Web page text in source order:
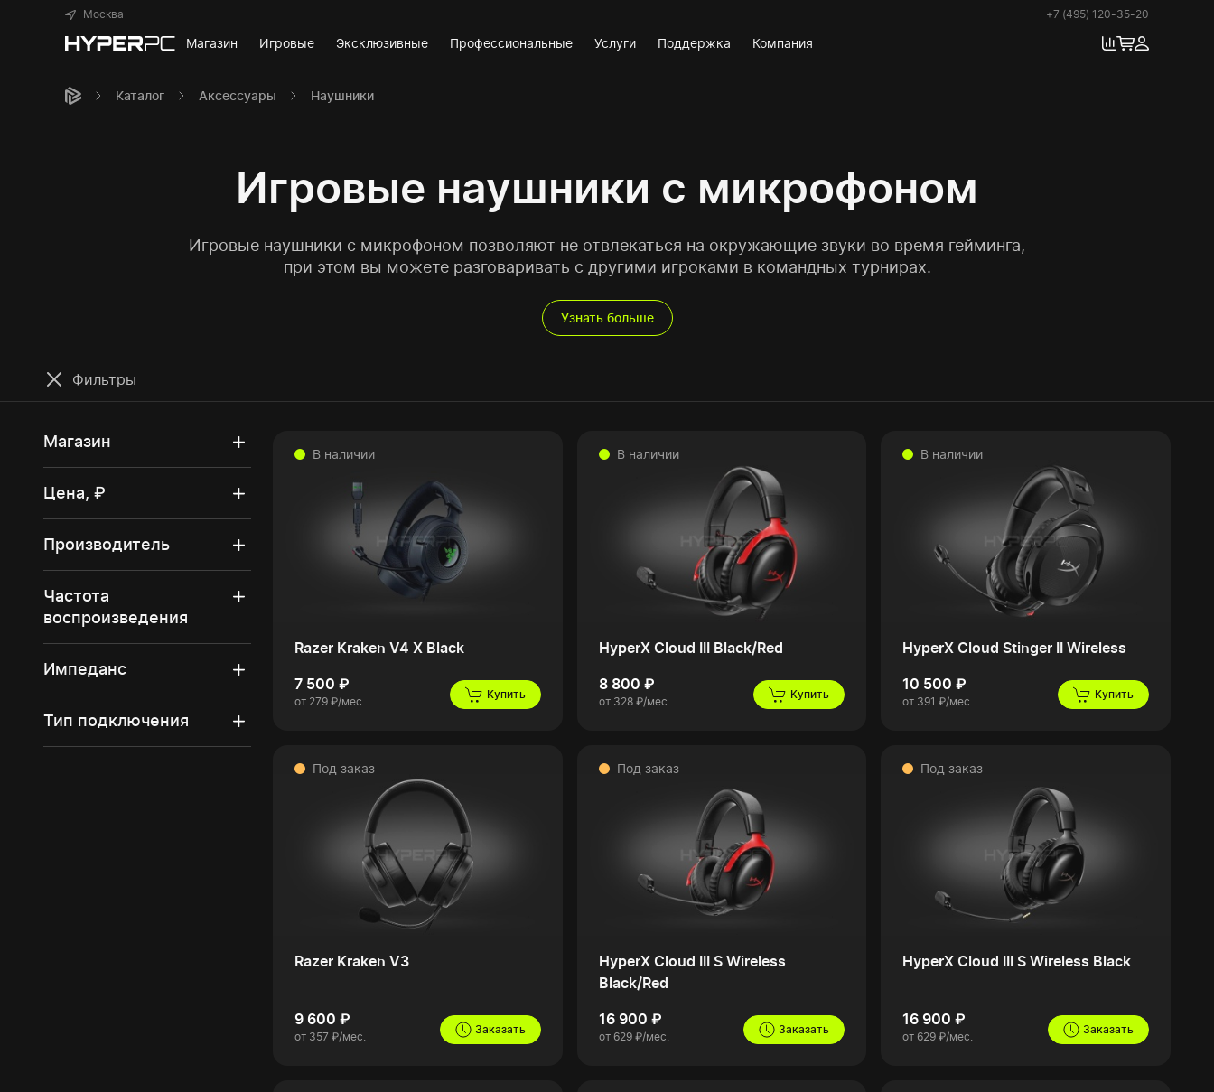
Москва +7 (495) 120-35-20
Магазин Игровые Эксклюзивные Профессиональные Услуги Поддержка Компания
Каталог Аксессуары Наушники
Игровые наушники с микрофоном
Игровые наушники с микрофоном позволяют не отвлекаться на окружающие звуки во время гейминга,
при этом вы можете разговаривать с другими игроками в командных турнирах.
Узнать больше
Фильтры
Магазин
Цена, ₽
Производитель
Частота
воспроизведения
Импеданс
Тип подключения
В наличии
Razer Kraken V4 X Black
7 500 ₽
от 279 ₽/мес.
Купить
В наличии
HyperX Cloud III Black/Red
8 800 ₽
от 328 ₽/мес.
Купить
В наличии
HyperX Cloud Stinger II Wireless
10 500 ₽
от 391 ₽/мес.
Купить
Под заказ
Razer Kraken V3
9 600 ₽
от 357 ₽/мес.
Заказать
Под заказ
HyperX Cloud III S Wireless
Black/Red
16 900 ₽
от 629 ₽/мес.
Заказать
Под заказ
HyperX Cloud III S Wireless Black
16 900 ₽
от 629 ₽/мес.
Заказать